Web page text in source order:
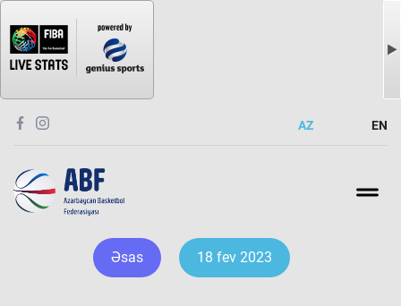
AZ EN
Əsas 18 fev 2023